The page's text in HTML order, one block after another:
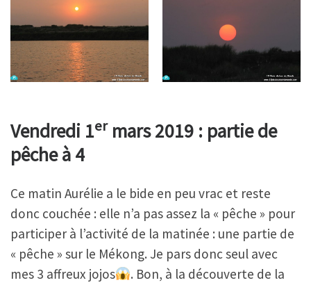
Vendredi 1ermars 2019 : partie de
pêche à 4
Ce matin Aurélie a le bide en peu vrac et reste
donc couchée : elle n’a pas assez la « pêche » pour
participer à l’activité de la matinée : une partie de
« pêche » sur le Mékong. Je pars donc seul avec
mes 3 affreux jojos
. Bon, à la découverte de la